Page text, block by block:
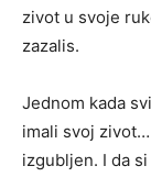
zivot u svoje
zazalis.
Jednom kada
imali svoj
izgubljen. I da